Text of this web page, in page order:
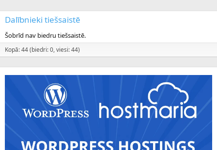
Dalībnieki tiešsaistē
Šobrīd nav biedru tiešsaistē.
Kopā: 44 (biedri: 0, viesi: 44)